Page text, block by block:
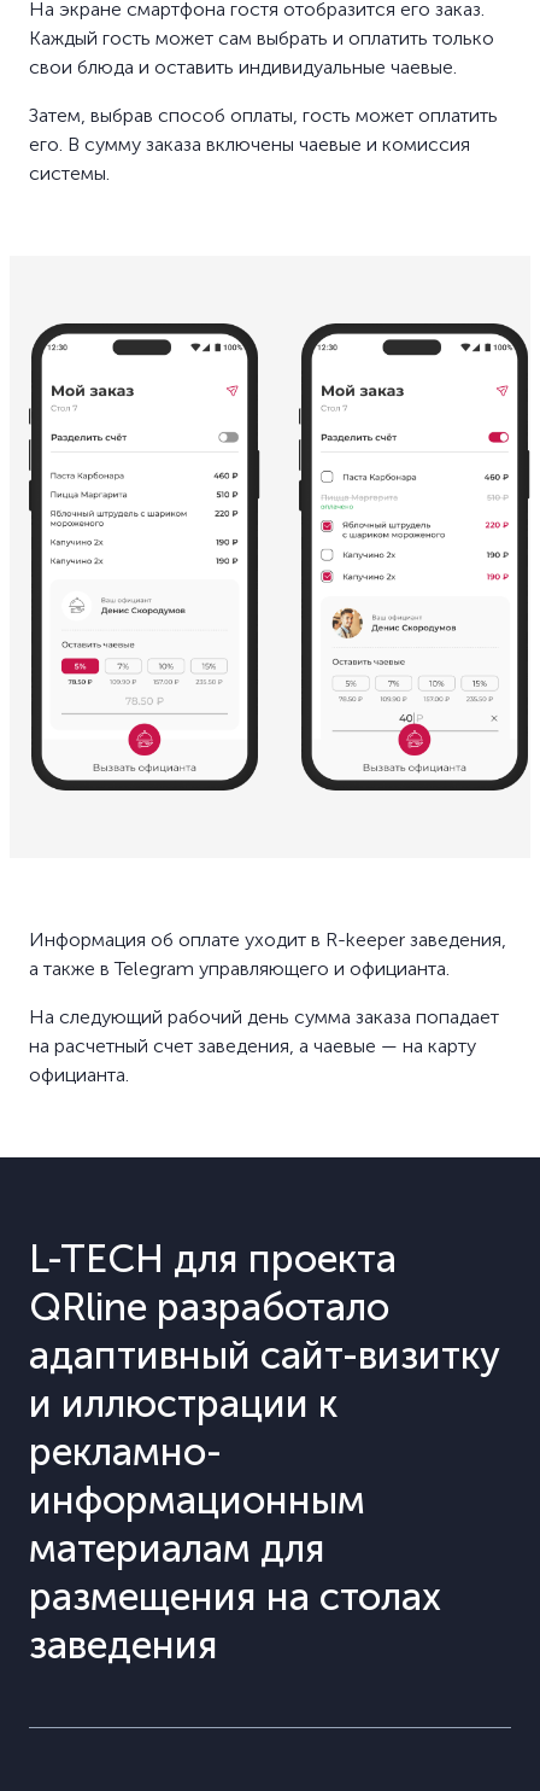
На экране смартфона гостя отобразится его заказ.
Каждый гость может сам выбрать и оплатить только
свои блюда и оставить индивидуальные чаевые.
Затем, выбрав способ оплаты, гость может оплатить
его. В сумму заказа включены чаевые и комиссия
системы.
Информация об оплате уходит в R-keeper заведения,
а также в Telegram управляющего и официанта.
На следующий рабочий день сумма заказа попадает
на расчетный счет заведения, а чаевые — на карту
официанта.
L-TECH для проекта
QRline разработало
адаптивный сайт-визитку
и иллюстрации к
рекламно-
информационным
материалам для
размещения на столах
заведения